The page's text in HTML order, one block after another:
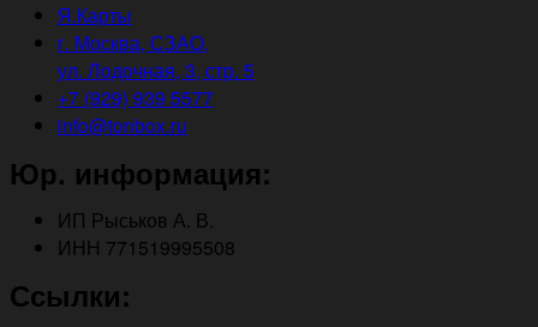
Я.Карты
г. Москва, СЗАО,
ул. Лодочная, 3, стр. 5
+7 (929) 939 5577
info@tonbox.ru
Юр. информация:
ИП Рыськов А. В.
ИНН 771519995508
Ссылки: